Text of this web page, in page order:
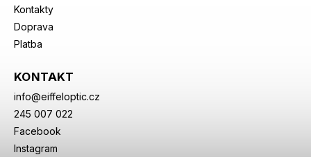
Kontakty
Doprava
Platba
KONTAKT
info@eiffeloptic.cz
245 007 022
Facebook
Instagram